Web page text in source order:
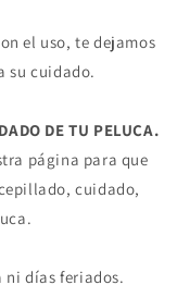
el uso, te dejamos
su cuidado.
DE TU PELUCA.
página para que
cuidado,
ni días feriados.
yelige
elige
disponible,